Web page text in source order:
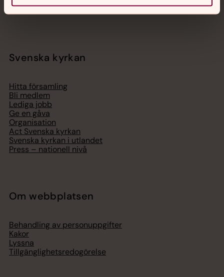
Telefon 112
Svenska kyrkan
Hitta församling
Bli medlem
Lediga jobb
Ge en gåva
Organisation
Act Svenska kyrkan
Svenska kyrkan i utlandet
Press – nationell nivå
Om webbplatsen
Behandling av personuppgifter
Kakor
Lyssna
Tillgänglighetsredogörelse